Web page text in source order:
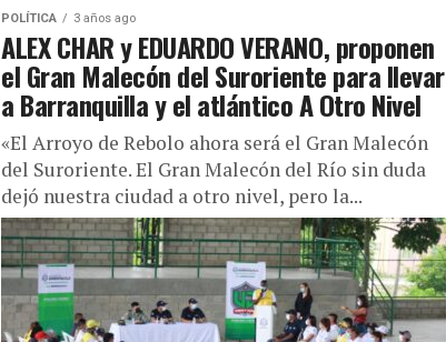
POLÍTICA 3 años ago
ALEX CHAR y EDUARDO VERANO, proponen
el Gran Malecón del Suroriente para llevar
a Barranquilla y el atlántico A Otro Nivel
«El Arroyo de Rebolo ahora será el Gran Malecón
del Suroriente. El Gran Malecón del Río sin duda
dejó nuestra ciudad a otro nivel, pero la...